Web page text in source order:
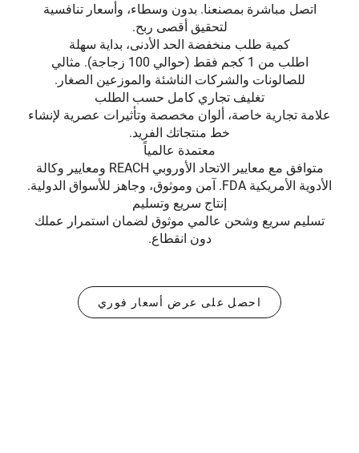
اتصل مباشرة بمصنعنا. بدون وسطاء، وأسعار تنافسية
لتحقيق أقصى ربح.
كمية طلب منخفضة الحد الأدنى، بداية سهلة
اطلب من 1 كجم فقط (حوالي 100 زجاجة). مثالي
للصالونات والشركات الناشئة والموزعين الصغار.
تغليف تجاري كامل حسب الطلب
علامة تجارية خاصة، ألوان مخصصة وتأثيرات عصرية لإنشاء
خط منتجاتك الفريد.
معتمدة عالمياً
متوافق مع معايير الاتحاد الأوروبي REACH ومعايير وكالة
الأدوية الأمريكية FDA. آمن وموثوق، وجاهز للأسواق الدولية.
إنتاج سريع وتسليم
تسليم سريع وشحن عالمي موثوق لضمان استمرار عملك
دون انقطاع.
احصل على عرض أسعار فوري